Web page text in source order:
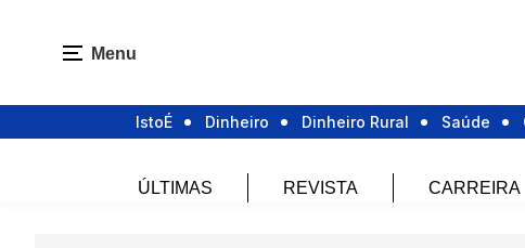
Menu
IstoÉ Dinheiro Dinheiro Rural Saúde
ÚLTIMAS REVISTA CARREIRA